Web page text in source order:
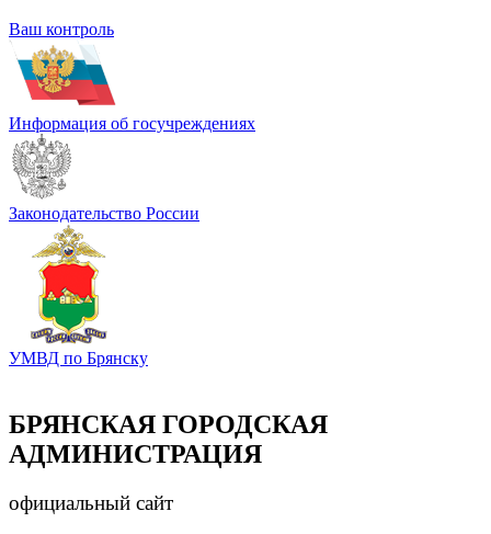
Ваш контроль
Информация об госучреждениях
Законодательство России
УМВД по Брянску
БРЯНСКАЯ ГОРОДСКАЯ
АДМИНИСТРАЦИЯ
официальный сайт